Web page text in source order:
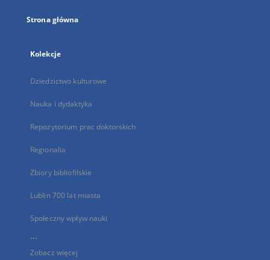
Strona główna
Kolekcje
Dziedzictwo kulturowe
Nauka i dydaktyka
Repozytorium prac doktorskich
Regionalia
Zbiory bibliofilskie
Lublin 700 lat miasta
Społeczny wpływ nauki
...
Zobacz więcej